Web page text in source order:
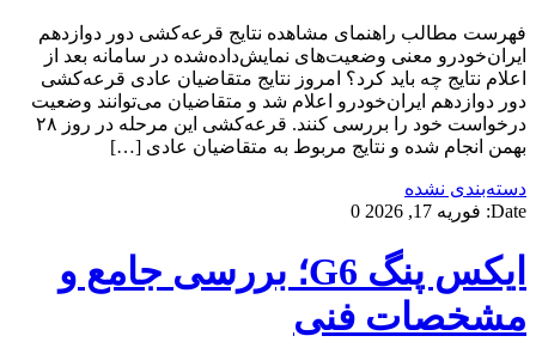
فهرست مطالب راهنمای مشاهده نتایج قرعه‌کشی دور دوازدهم
ایران‌خودرو معنی وضعیت‌های نمایش‌داده‌شده در سامانه بعد از
اعلام نتایج چه باید کرد؟ امروز نتایج متقاضیان عادی قرعه‌کشی
دور دوازدهم ایران‌خودرو اعلام شد و متقاضیان می‌توانند وضعیت
درخواست خود را بررسی کنند. قرعه‌کشی این مرحله در روز ۲۸
بهمن انجام شده و نتایج مربوط به متقاضیان عادی […]
دسته‌بندی نشده
Date: فوریه 17, 2026 0
ایکس پنگ G6؛ بررسی جامع و
مشخصات فنی